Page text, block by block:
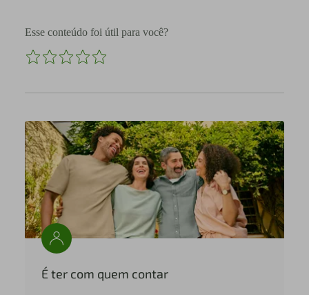
Esse conteúdo foi útil para você?
É ter com quem contar